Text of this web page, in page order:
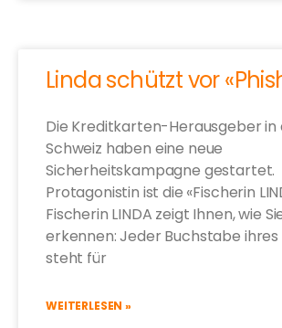
Linda schützt vor
Die Kreditkarten-Herausgeber in
Schweiz haben eine neue
Sicherheitskampagne gestartet.
Protagonistin ist die «Fischerin
Fischerin LINDA zeigt Ihnen, wie
erkennen: Jeder Buchstabe ihres
steht für
WEITERLESEN »